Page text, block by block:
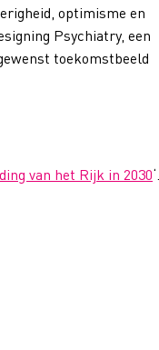
optimisme en
Psychiatry, een
toekomstbeeld
van het Rijk in 2030‘.